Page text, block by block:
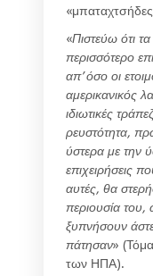
«Πιστεύω ότι τα
περισσότερο
απ’ όσο οι
αμερικανικός
ιδιωτικές
ρευστότητα,
ύστερα με την
επιχειρήσεις
αυτές, θα
περιουσία του,
ξυπνήσουν
πάτησαν»
των ΗΠΑ).